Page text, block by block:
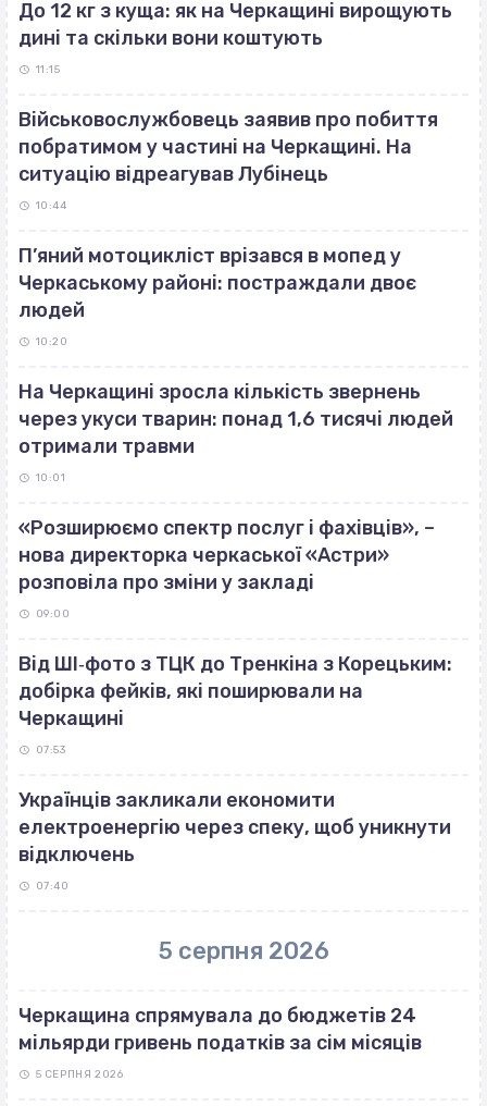
До 12 кг з куща: як на Черкащині вирощують
дині та скільки вони коштують
11:15
Військовослужбовець заявив про побиття
побратимом у частині на Черкащині. На
ситуацію відреагував Лубінець
10:44
П’яний мотоцикліст врізався в мопед у
Черкаському районі: постраждали двоє
людей
10:20
На Черкащині зросла кількість звернень
через укуси тварин: понад 1,6 тисячі людей
отримали травми
10:01
«Розширюємо спектр послуг і фахівців», –
нова директорка черкаської «Астри»
розповіла про зміни у закладі
09:00
Від ШІ‐фото з ТЦК до Тренкіна з Корецьким:
добірка фейків, які поширювали на
Черкащині
07:53
Українців закликали економити
електроенергію через спеку, щоб уникнути
відключень
07:40
5 серпня 2026
Черкащина спрямувала до бюджетів 24
мільярди гривень податків за сім місяців
5 СЕРПНЯ 2026